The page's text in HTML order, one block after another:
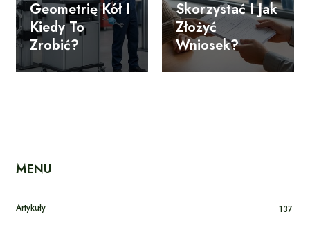
Geometrię Kół I
Kiedy To
Zrobić?
Skorzystać I Jak
Złożyć
Wniosek?
MENU
Artykuły 137